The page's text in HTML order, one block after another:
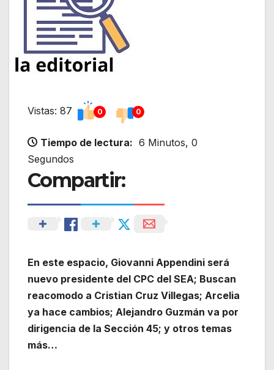
Vistas: 87 0 0
Tiempo de lectura: 6 Minutos, 0
Segundos
Compartir:
En este espacio, Giovanni Appendini será
nuevo presidente del CPC del SEA; Buscan
reacomodo a Cristian Cruz Villegas; Arcelia
ya hace cambios; Alejandro Guzmán va por
dirigencia de la Sección 45; y otros temas
más…